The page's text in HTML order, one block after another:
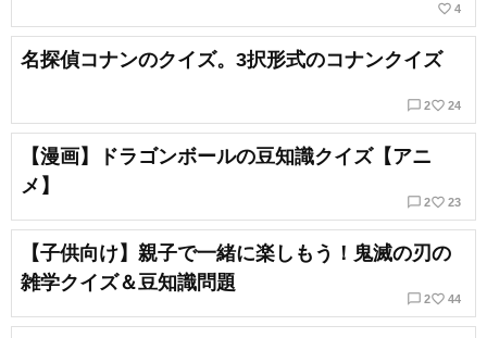
favorite_border 4
名探偵コナンのクイズ。3択形式のコナンクイズ
chat_bubble_outline 2favorite_border 24
【漫画】ドラゴンボールの豆知識クイズ【アニ
メ】
chat_bubble_outline 2favorite_border 23
【子供向け】親子で一緒に楽しもう！鬼滅の刃の
雑学クイズ＆豆知識問題
chat_bubble_outline 2favorite_border 44